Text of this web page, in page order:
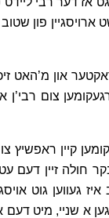
פון שטוב
און מ’האט
צום
קיין ראפשיץ
חולה זיין דעם
געווען גוט
א שניי, מיט